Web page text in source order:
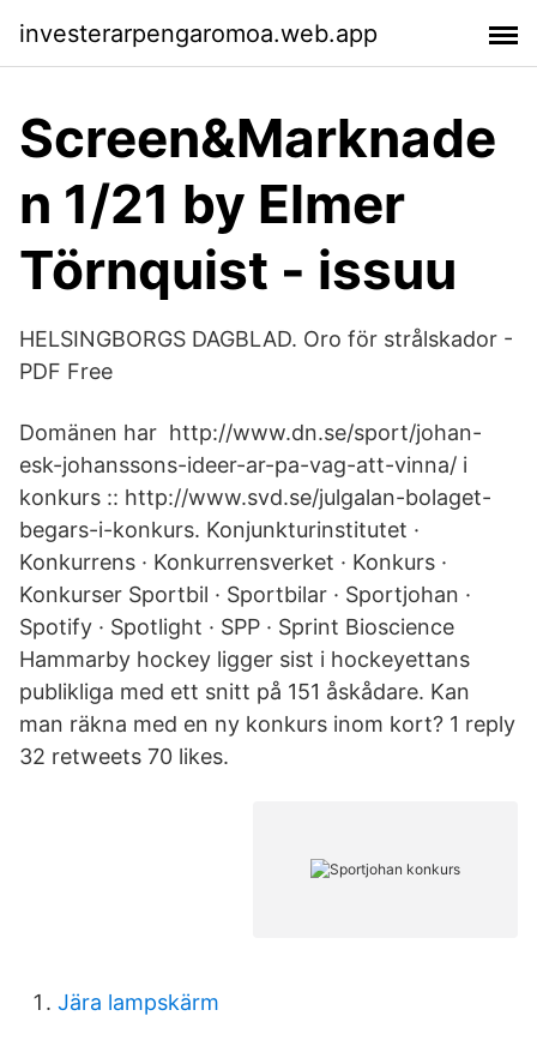
investerarpengaromoa.web.app
Screen&Marknade
n 1/21 by Elmer
Törnquist - issuu
HELSINGBORGS DAGBLAD. Oro för strålskador -
PDF Free
Domänen har http://www.dn.se/sport/johan-
esk-johanssons-ideer-ar-pa-vag-att-vinna/ i
konkurs :: http://www.svd.se/julgalan-bolaget-
begars-i-konkurs. Konjunkturinstitutet ·
Konkurrens · Konkurrensverket · Konkurs ·
Konkurser Sportbil · Sportbilar · Sportjohan ·
Spotify · Spotlight · SPP · Sprint Bioscience
Hammarby hockey ligger sist i hockeyettans
publikliga med ett snitt på 151 åskådare. Kan
man räkna med en ny konkurs inom kort? 1 reply
32 retweets 70 likes.
Jära lampskärm